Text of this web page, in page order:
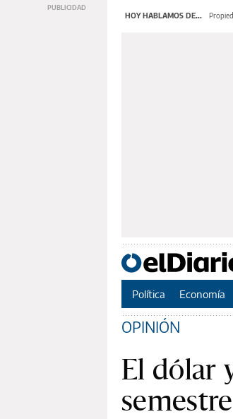
HOY HABLAMOS DE...
Política Economía
OPINIÓN
El dólar
semestre